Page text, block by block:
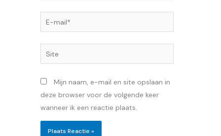
E-
mail*
Site
Mijn naam, e-mail en site opslaan in
deze browser voor de volgende keer
wanneer ik een reactie plaats.